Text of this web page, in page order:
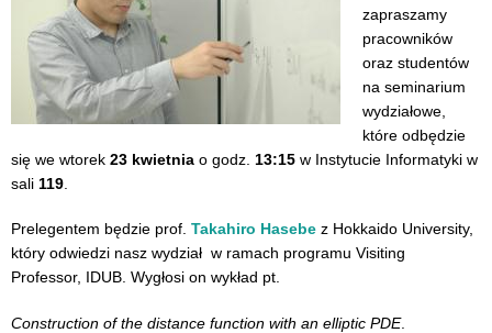
zapraszamy
pracowników
oraz studentów
na seminarium
wydziałowe,
które odbędzie
się we wtorek 23 kwietnia o godz. 13:15 w Instytucie Informatyki w
sali 119
Prelegentem będzie prof. Takahiro Hasebe z Hokkaido University,
który odwiedzi nasz wydział w ramach programu Visiting
Professor, IDUB. Wygłosi on wykład pt.
Construction of the distance function with an elliptic PDE.